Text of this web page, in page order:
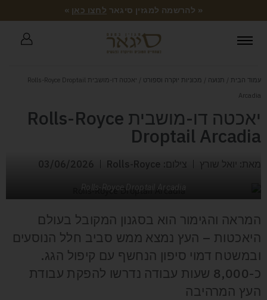
« להרשמה למגזין סיגאר לחצו כאן »
עמוד הבית / תנועה / מכוניות יוקרה וספורט
/ יאכטה דו-מושבית Rolls-Royce Droptail
Arcadia
יאכטה דו-מושבית Rolls-Royce
Droptail Arcadia
מאת: יואל שורץ צילום: Rolls-Royce 03/06/2026
Rolls-Royce Droptail Arcadia
המראה והגימור הוא בסגנון המקובל בעולם
היאכטות – העץ נמצא ממש סביב חלל הנוסעים
ובמשטח דמוי סיפון הנחשף עם קיפול הגג.
כ-8,000 שעות עבודה נדרשו להפקת עבודת
העץ המרהיבה